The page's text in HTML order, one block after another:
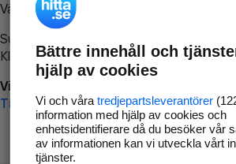
Vänligen försök med följande:
Surfa till
Klicka påTillbaka-knappen i webbläsaren
Vi beklagar besväret!
Till startsidan
Bättre innehåll och
hjälp av cookies
Vi och våra tredjepartsleverantörer
information med hjälp av cookies och
enhetsidentifierare då du besöker vår
av informationen kan vi utveckla vårt
tjänster.